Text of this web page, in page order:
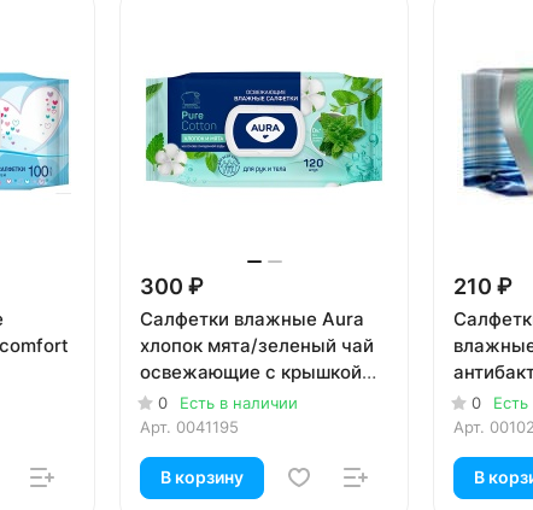
300 ₽
Салфетки влажные Aura
хлопок мята/зеленый чай
освежающие с крышкой
120 шт
0
Есть в наличии
Арт. 0041195
В корзину
210 ₽
0
Арт.
В